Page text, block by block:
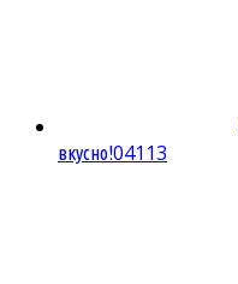
вкусно!04113